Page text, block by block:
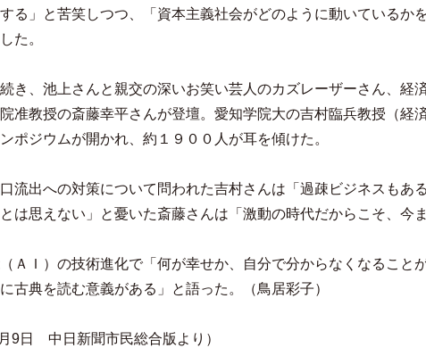
る」と苦笑しつつ、「資本主義社会がどのように動いているか
た。
き、池上さんと親交の深いお笑い芸人のカズレーザーさん、経
准教授の斎藤幸平さんが登壇。愛知学院大の吉村臨兵教授（経済
ポジウムが開かれ、約１９００人が耳を傾けた。
流出への対策について問われた吉村さんは「過疎ビジネスもあ
は思えない」と憂いた斎藤さんは「激動の時代だからこそ、今
ＡＩ）の技術進化で「何が幸せか、自分で分からなくなること
古典を読む意義がある」と語った。（鳥居彩子）
9日 中日新聞市民総合版より）